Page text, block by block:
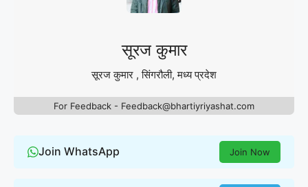
सूरज कुमार
सूरज कुमार , सिंगरौली, मध्य प्रदेश
For Feedback - Feedback@bhartiyriyashat.com
Join WhatsApp Join Now